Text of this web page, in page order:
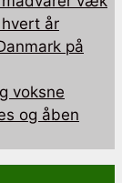
år
på
voksne
og åben